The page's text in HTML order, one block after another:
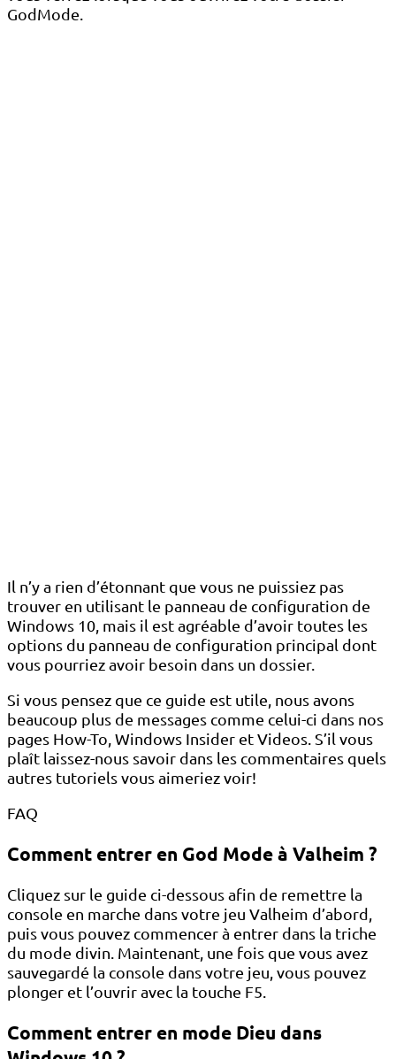
GodMode.
Il n’y a rien d’étonnant que vous ne puissiez pas
trouver en utilisant le panneau de configuration de
Windows 10, mais il est agréable d’avoir toutes les
options du panneau de configuration principal dont
vous pourriez avoir besoin dans un dossier.
Si vous pensez que ce guide est utile, nous avons
beaucoup plus de messages comme celui-ci dans nos
pages How-To, Windows Insider et Videos. S’il vous
plaît laissez-nous savoir dans les commentaires quels
autres tutoriels vous aimeriez voir!
FAQ
Comment entrer en God Mode à Valheim ?
Cliquez sur le guide ci-dessous afin de remettre la
console en marche dans votre jeu Valheim d’abord,
puis vous pouvez commencer à entrer dans la triche
du mode divin. Maintenant, une fois que vous avez
sauvegardé la console dans votre jeu, vous pouvez
plonger et l’ouvrir avec la touche F5.
Comment entrer en mode Dieu dans